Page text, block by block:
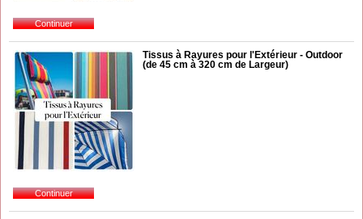
Tissus à Rayures pour l'Extérieur - Outdoor
(de 45 cm à 320 cm de Largeur)